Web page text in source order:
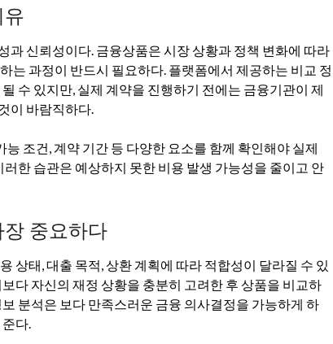
과 신뢰성이다. 금융상품은 시장 상황과 정책 변화에 따라
는 과정이 반드시 필요하다. 플랫폼에서 제공하는 비교 정
수 있지만, 실제 계약을 진행하기 전에는 금융기관이 제
이 바람직하다.
조건, 계약 기간 등 다양한 요소를 함께 확인해야 실제
한 습관은 예상하지 못한 비용 발생 가능성을 줄이고 안
중요하다
상태, 대출 목적, 상환 계획에 따라 적합성이 달라질 수 있
다 자신의 재정 상황을 충분히 고려한 후 상품을 비교하
분석은 보다 만족스러운 금융 의사결정을 가능하게 하
다.